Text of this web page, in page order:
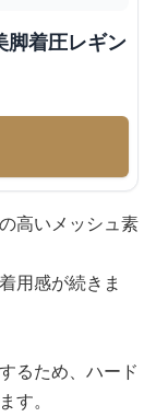
着圧レギン
高いメッシュ素
用感が続きま
るため、ハード
す。